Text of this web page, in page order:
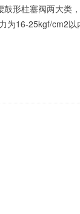
形柱塞阀两大类
为16-25kgf/cm2